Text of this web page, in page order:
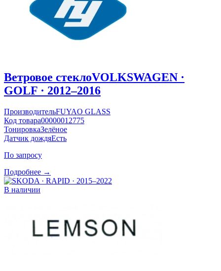
Ветровое стеклоVOLKSWAGEN ·
GOLF · 2012–2016
ПроизводительFUYAO GLASS
Код товара00000012775
ТонировкаЗелёное
Датчик дождяЕсть
По запросу
Подробнее →
В наличии